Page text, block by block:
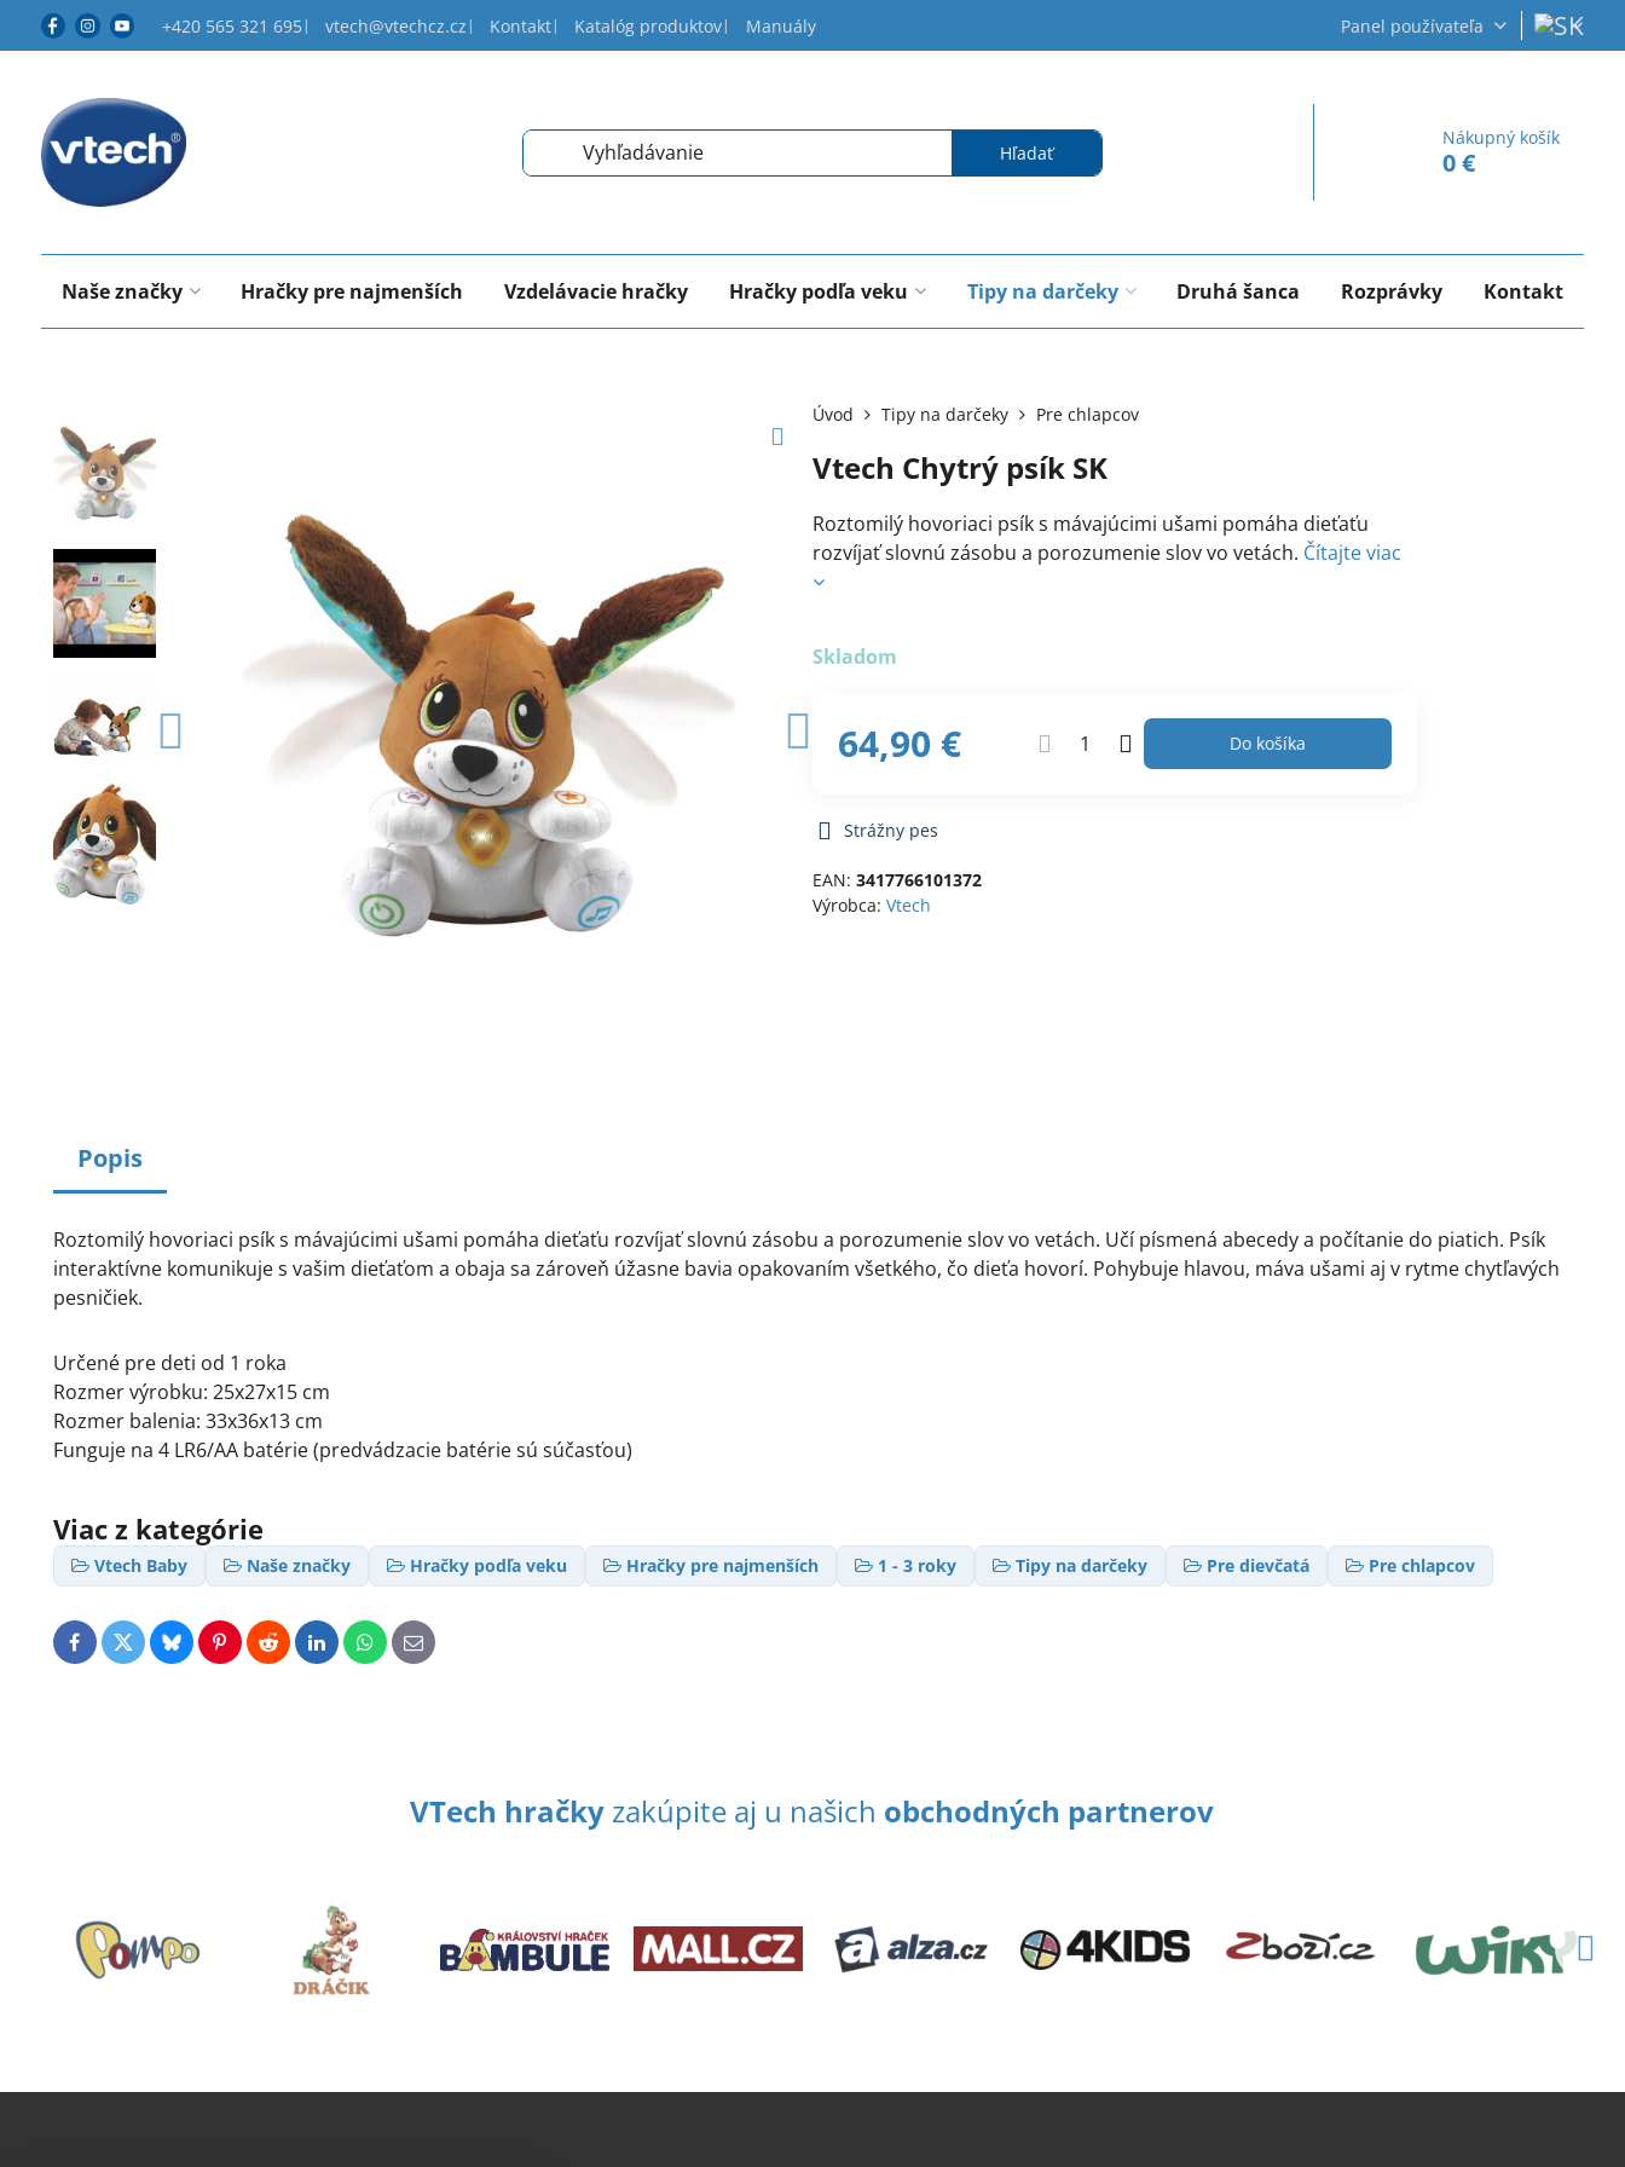
+420 565 321 695 vtech@vtechcz.cz Kontakt Katalóg produktov Manuály Panel používateľa
Hľadať
Nákupný košík
0 €
Naše značky Hračky pre najmenších Vzdelávacie hračky Hračky podľa veku Tipy na darčeky Druhá šanca Rozprávky Kontakt
Úvod Tipy na darčeky Pre chlapcov
Vtech Chytrý psík SK
Roztomilý hovoriaci psík s mávajúcimi ušami pomáha dieťaťu
rozvíjať slovnú zásobu a porozumenie slov vo vetách. Čítajte viac
Skladom
64,90 € Do košíka
Strážny pes
EAN: 3417766101372
Výrobca: Vtech
Popis
Roztomilý hovoriaci psík s mávajúcimi ušami pomáha dieťaťu rozvíjať slovnú zásobu a porozumenie slov vo vetách. Učí písmená abecedy a počítanie do piatich. Psík
interaktívne komunikuje s vašim dieťaťom a obaja sa zároveň úžasne bavia opakovaním všetkého, čo dieťa hovorí. Pohybuje hlavou, máva ušami aj v rytme chytľavých
pesničiek.
Určené pre deti od 1 roka
Rozmer výrobku: 25x27x15 cm
Rozmer balenia: 33x36x13 cm
Funguje na 4 LR6/AA batérie (predvádzacie batérie sú súčasťou)
Viac z kategórie
Vtech Baby Naše značky Hračky podľa veku Hračky pre najmenších 1 - 3 roky Tipy na darčeky Pre dievčatá Pre chlapcov
Facebook
TwitterBlueskyPinterest
RedditLinkedInWhatsApp
E-
mail
VTech hračky zakúpite aj u našich obchodných partnerov